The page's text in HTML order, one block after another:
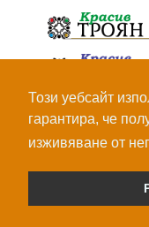
Този уебсайт
гарантира, че
изживяване от
© Всички права са